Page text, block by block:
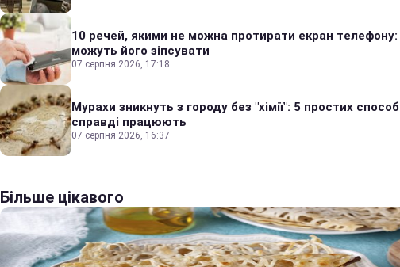
10 речей, якими не можна протирати екран
можуть його зіпсувати
07 серпня 2026, 17:18
Мурахи зникнуть з городу без "хімії": 5 простих
справді працюють
07 серпня 2026, 16:37
Більше цікавого